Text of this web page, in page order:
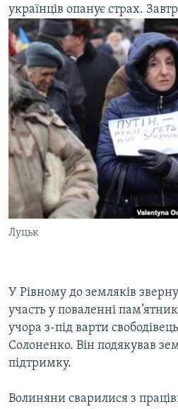
українців опанує страх.
Луцьк
У Рівному до земляків
участь у поваленні
учора з-під варти
Солоненко. Він подякував
підтримку.
Волиняни сварилися з